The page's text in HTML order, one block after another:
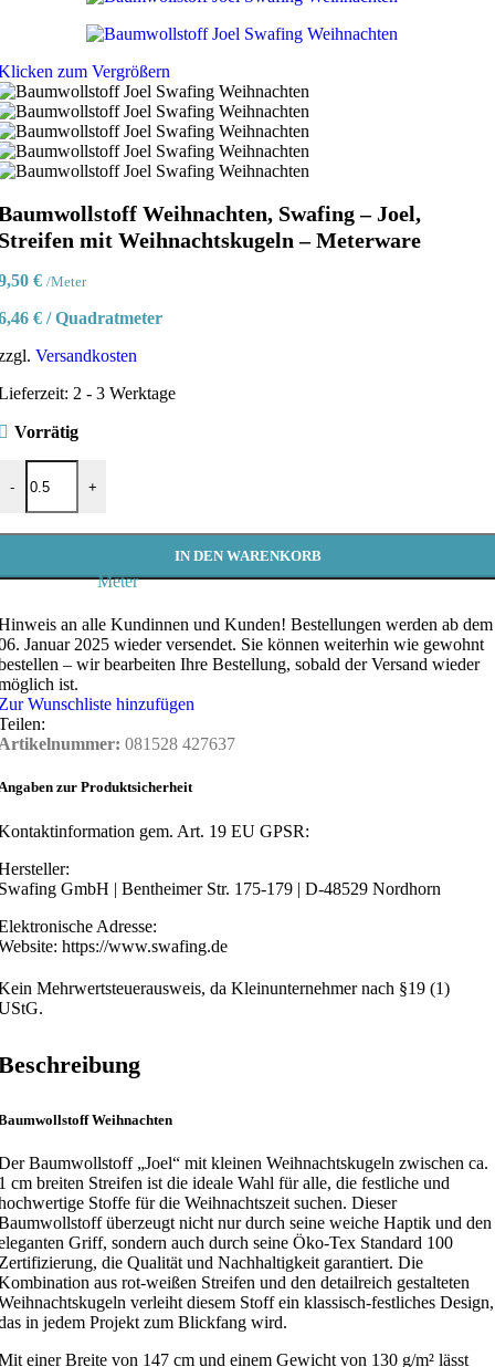
zum Vergrößern
Weihnachten, Swafing – Joel,
mit Weihnachtskugeln – Meterware
€ /Meter
€ /Quadratmeter
Versandkosten
2 - 3 Werktage
Vorrätig
-
Weihnachten, Swafing - Joel, Streifen mit
+
Meter
IN DEN WARENKORB
an alle Kundinnen und Kunden! Bestellungen werden ab dem
Januar 2025 wieder versendet. Sie können weiterhin wie gewohnt
– wir bearbeiten Ihre Bestellung, sobald der Versand wieder
ist.
Wunschliste hinzufügen
081528 427637
zur Produktsicherheit
gem. Art. 19 EU GPSR:
GmbH | Bentheimer Str. 175-179 | D-48529 Nordhorn
Adresse:
https://www.swafing.de
Mehrwertsteuerausweis, da Kleinunternehmer nach §19 (1)
Weihnachten
Baumwollstoff „Joel“ mit kleinen Weihnachtskugeln zwischen ca.
cm breiten Streifen ist die ideale Wahl für alle, die festliche und
Stoffe für die Weihnachtszeit suchen. Dieser
überzeugt nicht nur durch seine weiche Haptik und den
Griff, sondern auch durch seine Öko-Tex Standard 100
die Qualität und Nachhaltigkeit garantiert. Die
aus rot-weißen Streifen und den detailreich gestalteten
verleiht diesem Stoff ein klassisch-festliches Design,
in jedem Projekt zum Blickfang wird.
einer Breite von 147 cm und einem Gewicht von 130 g/m² lässt